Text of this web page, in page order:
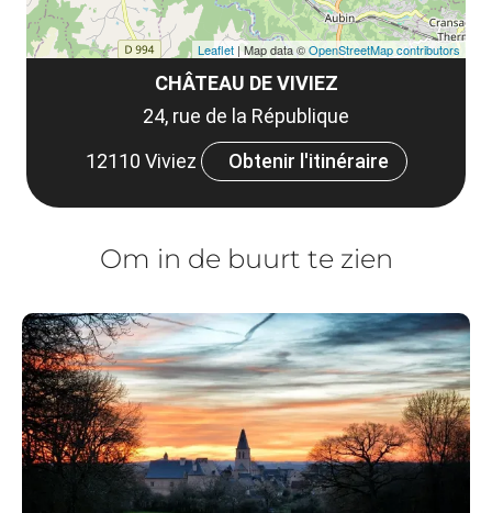
CHÂTEAU DE VIVIEZ
24, rue de la République
12110 Viviez
Obtenir l'itinéraire
Leaflet | Map data ©OpenStreetMap contributors
Om in de buurt te zien